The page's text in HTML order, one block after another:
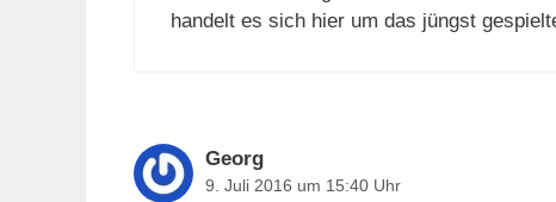
handelt es sich hier um das jüngst
Georg
9. Juli 2016 um 15:40 Uhr